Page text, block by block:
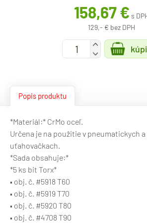
158,67 € s
129,- € bez DPH
+
-
Popis produktu
*Materiál:* CrMo oceľ.
Určena je na použitie v pneumatickych
uťahovačkach.
*Sada obsahuje:*
*5 ks bit Torx*
• obj. č. #5918 T60
• obj. č. #5919 T70
• obj. č. #5920 T80
• obj. č. #4708 T90